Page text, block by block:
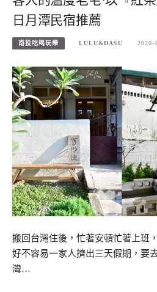
日月潭民宿推薦
南投吃喝玩樂 LULU&DASU 2020-
搬回台灣住後，忙著安頓忙著上班
好不容易一家人擠出三天假期，要
灣…